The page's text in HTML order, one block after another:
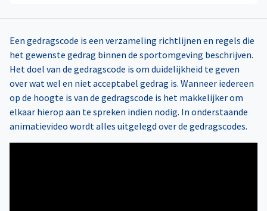
Een gedragscode is een verzameling richtlijnen en regels die
het gewenste gedrag binnen de sportomgeving beschrijven.
Het doel van de gedragscode is om duidelijkheid te geven
over wat wel en niet acceptabel gedrag is. Wanneer iedereen
op de hoogte is van de gedragscode is het makkelijker om
elkaar hierop aan te spreken indien nodig. In onderstaande
animatievideo wordt alles uitgelegd over de gedragscodes.